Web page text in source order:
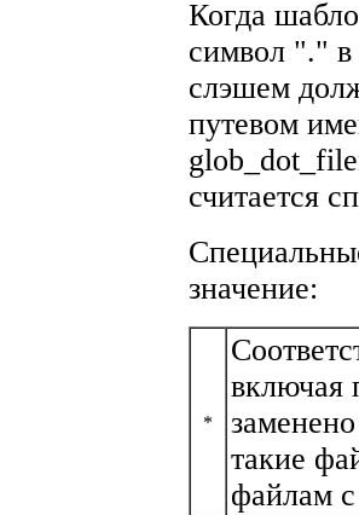
Когда
символ "." в
слэшем
путевом
считается
значение:
*
включая
такие
файлам